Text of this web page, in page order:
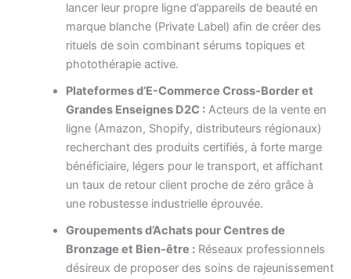
lancer leur propre ligne d’appareils de beauté en
marque blanche (Private Label) afin de créer des
rituels de soin combinant sérums topiques et
photothérapie active.
Plateformes d’E-Commerce Cross-Border et
Grandes Enseignes D2C :Acteurs de la vente en
ligne (Amazon, Shopify, distributeurs régionaux)
recherchant des produits certifiés, à forte marge
bénéficiaire, légers pour le transport, et affichant
un taux de retour client proche de zéro grâce à
une robustesse industrielle éprouvée.
Groupements d’Achats pour Centres de
Bronzage et Bien-être :Réseaux professionnels
désireux de proposer des soins de rajeunissement